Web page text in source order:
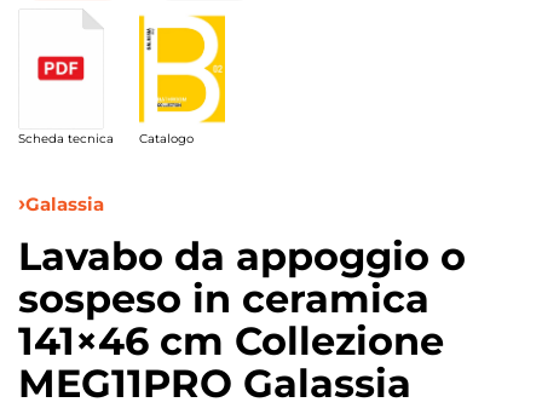
Scheda tecnica Catalogo
Galassia
Lavabo da appoggio o
sospeso in ceramica
141×46 cm Collezione
MEG11PRO Galassia